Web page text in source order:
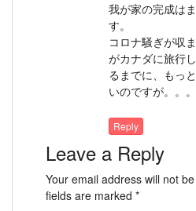
我が家の完成は
す。
コロナ騒ぎが収
がカナダに旅行
るまでに、もっ
いのですが。。。
Reply
Leave a Reply
Your email address will not
fields are marked *